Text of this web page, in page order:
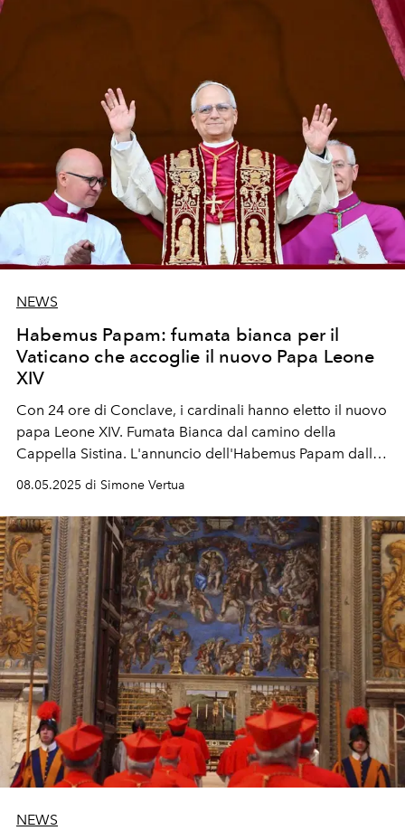
alla folla radunatasi in Piazza San Pietro dopo la fumata
NEWS
Habemus Papam: fumata bianca per il
Vaticano che accoglie il nuovo Papa Leone
XIV
Con 24 ore di Conclave, i cardinali hanno eletto il nuovo
papa Leone XIV. Fumata Bianca dal camino della
Cappella Sistina. L'annuncio dell'Habemus Papam dalla
08.05.2025 di Simone Vertua
NEWS